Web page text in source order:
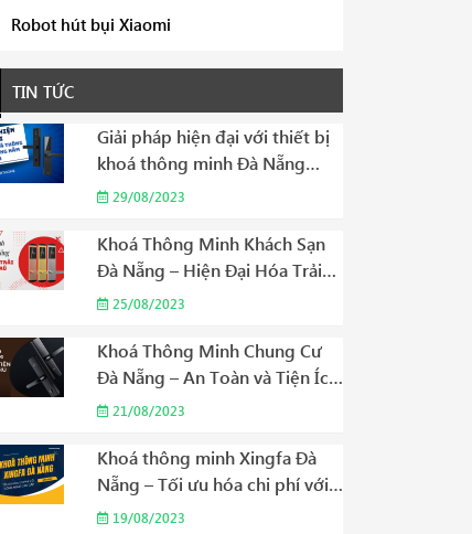
Robot hút bụi Xiaomi
TIN TỨC
Giải pháp hiện đại với thiết bị
khoá thông minh Đà Nẵng
năm 2023
29/08/2023
Khoá Thông Minh Khách Sạn
Đà Nẵng – Hiện Đại Hóa Trải
Nghiệm Lưu Trú Năm 2023
25/08/2023
Khoá Thông Minh Chung Cư
Đà Nẵng – An Toàn và Tiện Ích
Trong Khu Dân Cư Năm 2023
21/08/2023
Khoá thông minh Xingfa Đà
Nẵng – Tối ưu hóa chi phí với
công nghệ cao cấp Năm 2023
19/08/2023